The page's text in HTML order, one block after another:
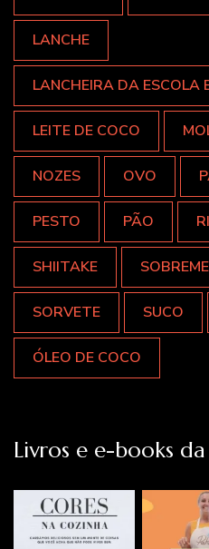
LANCHE
LANCHEIRA DA ESCOLA
LEITE DE COCO
NOZES OVO
PESTO PÃO
SHIITAKE
SORVETE SUCO
ÓLEO DE COCO
Livros e e-books